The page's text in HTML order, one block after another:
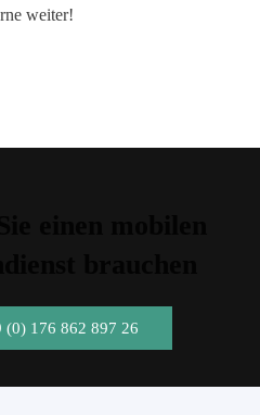
weiter!
(0) 176 862 897 26